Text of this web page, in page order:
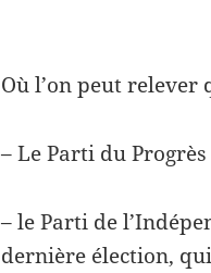
Où l’on peut relever
– Le Parti du
– le Parti de
dernière élection,